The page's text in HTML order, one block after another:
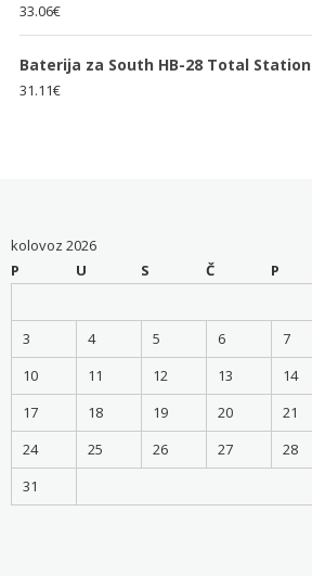
33.06€
Baterija za South HB-28 Total Station
31.11€
kolovoz 2026
P
U S Č P
3
4 5 6 7
10
11 12 13 14
17
18 19 20 21
24
25 26 27 28
31